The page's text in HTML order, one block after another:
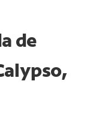
de